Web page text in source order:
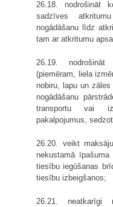
26.18. nodrošināt
sadzīves
nogādāšanu līdz
tam ar atkritumu
26.19.
(piemēram, liela
nobiru, lapu un
nogādāšanu
transportu vai
pakalpojumus,
26.20. veikt
nekustamā
tiesību iegūšanas
tiesību izbeigšanos;
26.21.